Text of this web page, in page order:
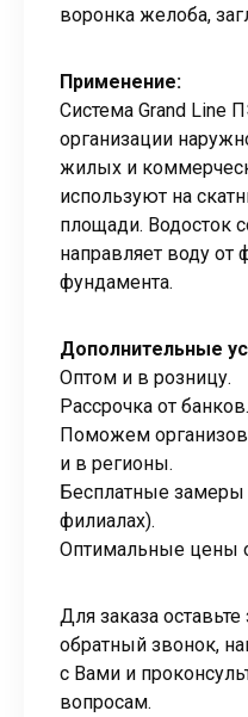
воронка желоба,
Применение:
Система Grand Line
организации
жилых и
используют на
площади. Водосток
направляет воду от
фундамента.
Дополнительные
Оптом и в розницу.
Рассрочка от банков.
Поможем
и в регионы.
Бесплатные замеры
филиалах).
Оптимальные цены
Для заказа
обратный звонок,
с Вами и
вопросам.